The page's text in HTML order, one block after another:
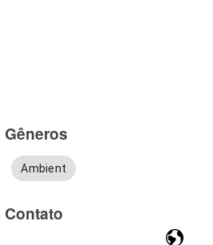
Gêneros
Ambient
Contato